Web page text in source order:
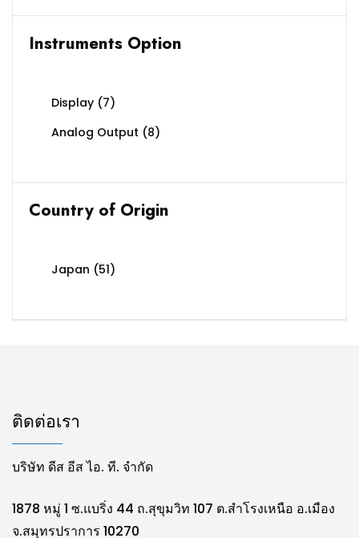
Instruments Option
Display (7)
Analog Output (8)
Country of Origin
Japan (51)
ติดต่อเรา
บริษัท ดีส อีส ไอ. ที. จำกัด
1878 หมู่ 1 ซ.แบริ่ง 44 ถ.สุขุมวิท 107 ต.สำโรงเหนือ อ.เมือง
จ.สมุทรปราการ 10270